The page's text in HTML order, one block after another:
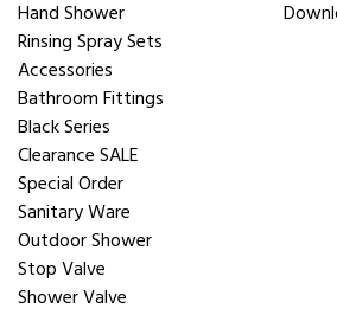
Hand Shower
Rinsing Spray Sets
Accessories
Bathroom Fittings
Black Series
Clearance SALE
Special Order
Sanitary Ware
Outdoor Shower
Stop Valve
Shower Valve